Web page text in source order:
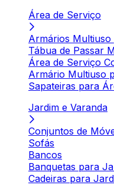
Área de Serviço
Armários
Tábua de Passar
Área de Serviço
Armário Multiuso
Sapateiras para
Jardim e Varanda
Conjuntos de
Sofás
Bancos
Banquetas para
Cadeiras para